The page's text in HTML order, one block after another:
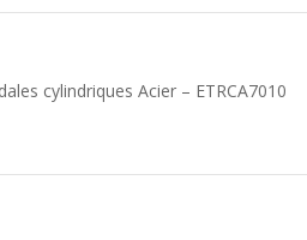
cylindriques Acier – ETRCA7010